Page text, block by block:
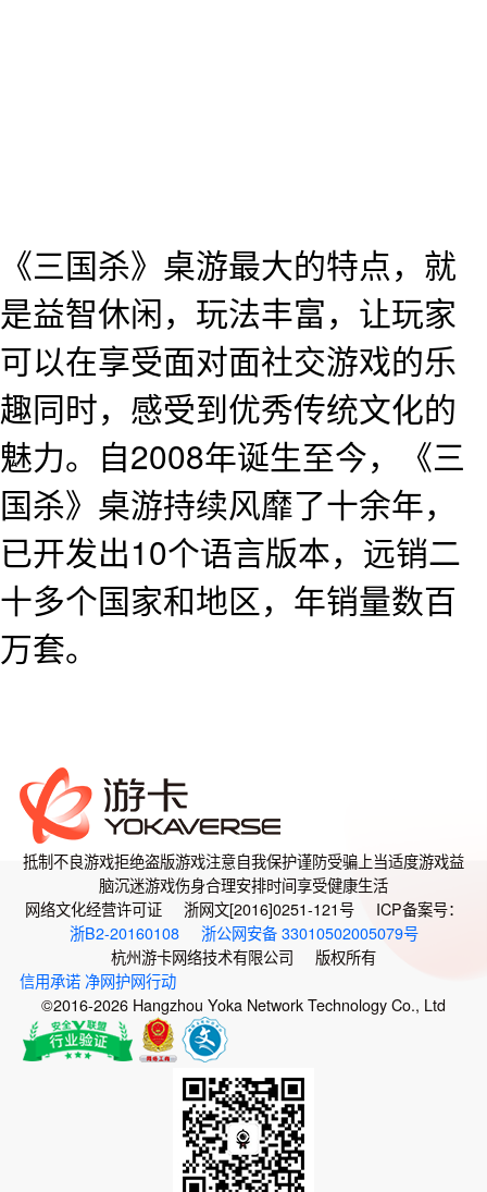
《三国杀》桌游最大的特点，就
是益智休闲，玩法丰富，让玩家
可以在享受面对面社交游戏的乐
趣同时，感受到优秀传统文化的
魅力。自2008年诞生至今，《三
国杀》桌游持续风靡了十余年，
已开发出10个语言版本，远销二
十多个国家和地区，年销量数百
万套。
抵制不良游戏拒绝盗版游戏注意自我保护谨防受骗上当适度游戏益
脑沉迷游戏伤身合理安排时间享受健康生活
网络文化经营许可证 浙网文[2016]0251-121号 ICP备案号：
浙B2-20160108
浙公网安备 33010502005079号
杭州游卡网络技术有限公司 版权所有
信用承诺 净网护网行动
©2016-2026 Hangzhou Yoka Network Technology Co., Ltd